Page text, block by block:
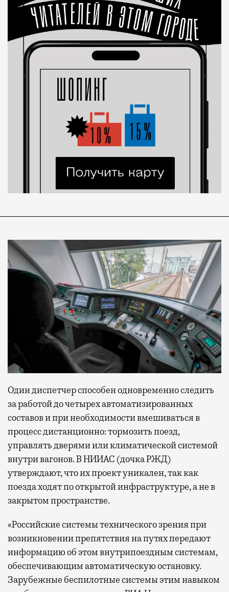
Один диспетчер способен одновременно следить
за работой до четырех автоматизированных
составов и при необходимости вмешиваться в
процесс дистанционно: тормозить поезд,
управлять дверями или климатической системой
внутри вагонов. В НИИАС (дочка РЖД)
утверждают, что их проект уникален, так как
поезда ходят по открытой инфраструктуре, а не в
закрытом пространстве.
«Российские системы технического зрения при
возникновении препятствия на путях передают
информацию об этом внутрипоездным системам,
обеспечивающим автоматическую остановку.
Зарубежные беспилотные системы этим навыком